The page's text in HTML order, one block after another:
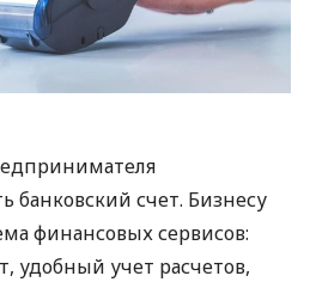
банковский счет. Бизнесу
финансовых сервисов:
удобный учет расчетов,